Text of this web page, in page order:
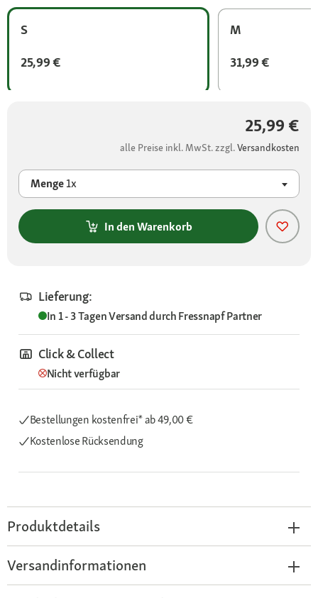
S
25,99 €
M
31,99 €
25,99 €
alle Preise inkl. MwSt. zzgl.Versandkosten
Menge1x
In den Warenkorb
Lieferung:
In 1 - 3 TagenVersand durchFressnapf Partner
Click & Collect
Nicht verfügbar
Bestellungen kostenfrei*ab 49,00 €
Kostenlose Rücksendung
Produktdetails
Versandinformationen